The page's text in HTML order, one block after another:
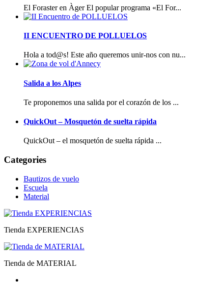
El Foraster en Àger El popular programa «El For...
II ENCUENTRO DE POLLUELOS
Hola a tod@s! Este año queremos unir-nos con nu...
Salida a los Alpes
Te proponemos una salida por el corazón de los ...
QuickOut – Mosquetón de suelta rápida
QuickOut – el mosquetón de suelta rápida ...
Categories
Bautizos de vuelo
Escuela
Material
Tienda EXPERIENCIAS
Tienda de MATERIAL